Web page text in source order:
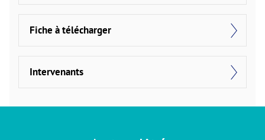
Fiche à télécharger
Intervenants